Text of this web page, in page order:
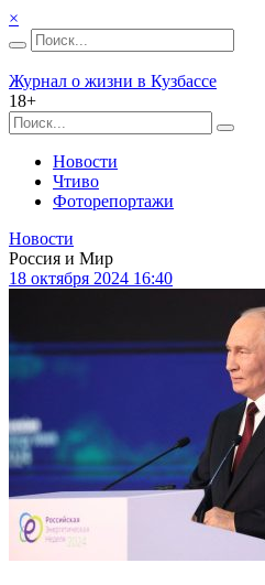
×
Журнал о жизни в Кузбассе
18+
Новости
Чтиво
Фоторепортажи
Новости
Россия и Мир
18 октября 2024 16:40